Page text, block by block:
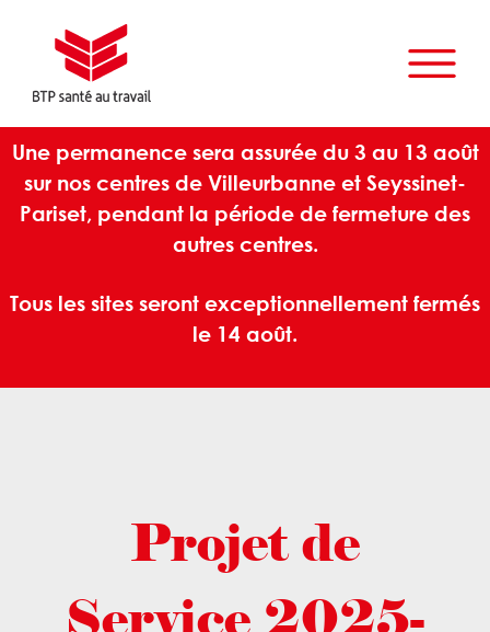
Une permanence sera assurée du 3 au 13 août
sur nos centres de Villeurbanne et Seyssinet-
Pariset, pendant la période de fermeture des
autres centres.
Tous les sites seront exceptionnellement fermés
le 14 août.
Projet de
Service 2025-